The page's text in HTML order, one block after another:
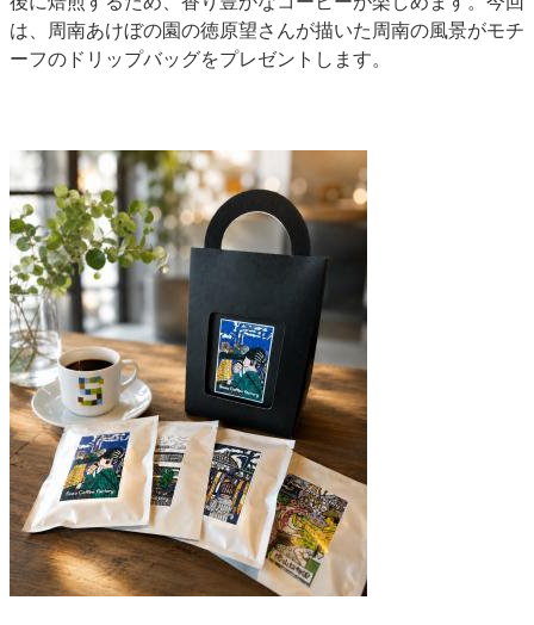
は、周南あけぼの園の徳原望さんが描いた周南の風景がモチ
ーフのドリップバッグをプレゼントします。